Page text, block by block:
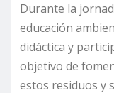
Durante la
educación
didáctica y
objetivo de
estos residuos y